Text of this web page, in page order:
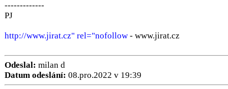
-------------
PJ
http://www.jirat.cz" rel="nofollow - www.jirat.cz
Odeslal: milan d
Datum odeslání: 08.pro.2022 v 19:39